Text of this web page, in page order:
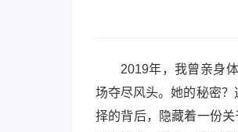
2019年，我曾亲身
场夺尽风头。她的秘密
择的背后，隐藏着一份